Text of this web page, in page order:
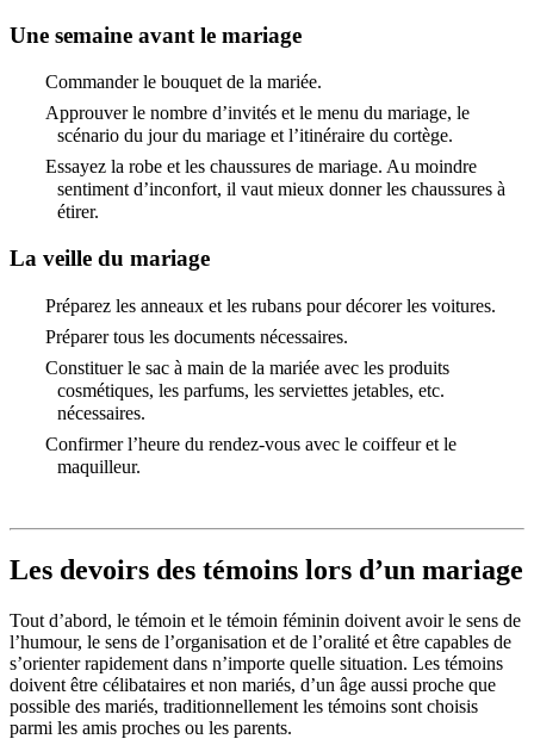
Une semaine avant le mariage
Commander le bouquet de la mariée.
Approuver le nombre d’invités et le menu du mariage, le
scénario du jour du mariage et l’itinéraire du cortège.
Essayez la robe et les chaussures de mariage. Au moindre
sentiment d’inconfort, il vaut mieux donner les chaussures à
étirer.
La veille du mariage
Préparez les anneaux et les rubans pour décorer les voitures.
Préparer tous les documents nécessaires.
Constituer le sac à main de la mariée avec les produits
cosmétiques, les parfums, les serviettes jetables, etc.
nécessaires.
Confirmer l’heure du rendez-vous avec le coiffeur et le
maquilleur.
Les devoirs des témoins lors d’un mariage
Tout d’abord, le témoin et le témoin féminin doivent avoir le sens de
l’humour, le sens de l’organisation et de l’oralité et être capables de
s’orienter rapidement dans n’importe quelle situation. Les témoins
doivent être célibataires et non mariés, d’un âge aussi proche que
possible des mariés, traditionnellement les témoins sont choisis
parmi les amis proches ou les parents.